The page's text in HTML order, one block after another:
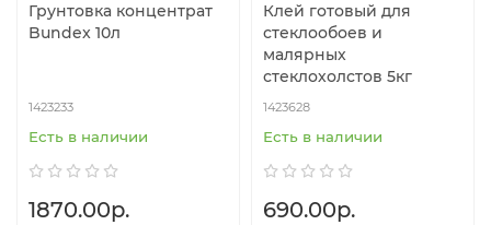
Грунтовка концентрат
Bundex 10л
1423233
Есть в наличии
1870.00р.
Клей готовый для
стеклообоев и
малярных
стеклохолстов 5кг
1423628
Есть в наличии
690.00р.